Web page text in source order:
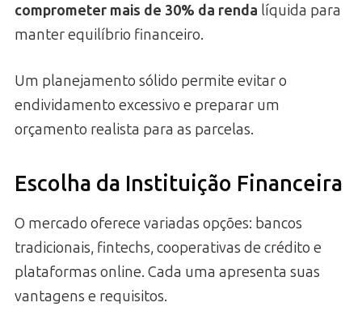
comprometer mais de 30% da renda líquida para
manter equilíbrio financeiro.
Um planejamento sólido permite evitar o
endividamento excessivo e preparar um
orçamento realista para as parcelas.
Escolha da Instituição Financeira
O mercado oferece variadas opções: bancos
tradicionais, fintechs, cooperativas de crédito e
plataformas online. Cada uma apresenta suas
vantagens e requisitos.